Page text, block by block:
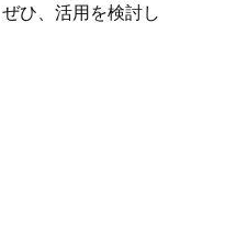
ひ、活用を検討し